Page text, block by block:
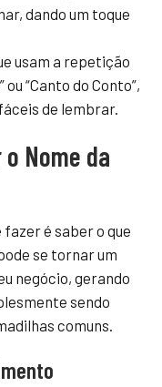
dando um toque
usam a repetição
“Canto do Conto”,
de lembrar.
o Nome da
é saber o que
se tornar um
negócio, gerando
sendo
comuns.